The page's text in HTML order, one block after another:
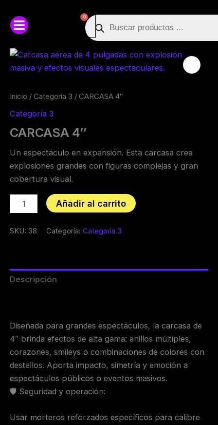
contenido
0
Cart
Búsqueda
de
productos
Inicio / Categoría 3 / CARCASA 4″
Categoría 3
CARCASA 4″
Un espectáculo en expansión. Esta carcasa crea
explosiones grandes con figuras complejas y gran
cobertura visual.
CARCASA
cantidad
Añadir al carrito
SKU: 38 Categoría: Categoría 3
Descripción
Diseñada para grandes espectáculos, la carcasa de
4″ brinda efectos de alta gama: anillos múltiples,
corazones, smileys o combinaciones de colores con
destellos. Aporta impacto, simetría y emoción a
espectáculos públicos o eventos masivos.
🛡️ Seguridad y operación:
Usar morteros reforzados específicos para calibre